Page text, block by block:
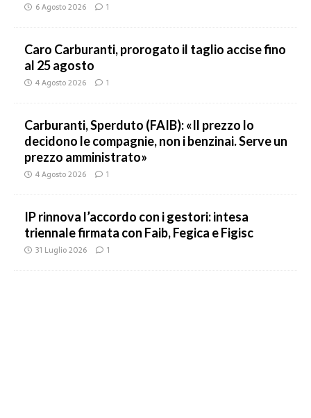
6 Agosto 2026 1
Caro Carburanti, prorogato il taglio accise fino
al 25 agosto
4 Agosto 2026 1
Carburanti, Sperduto (FAIB): «Il prezzo lo
decidono le compagnie, non i benzinai. Serve un
prezzo amministrato»
4 Agosto 2026 1
IP rinnova l’accordo con i gestori: intesa
triennale firmata con Faib, Fegica e Figisc
31 Luglio 2026 1